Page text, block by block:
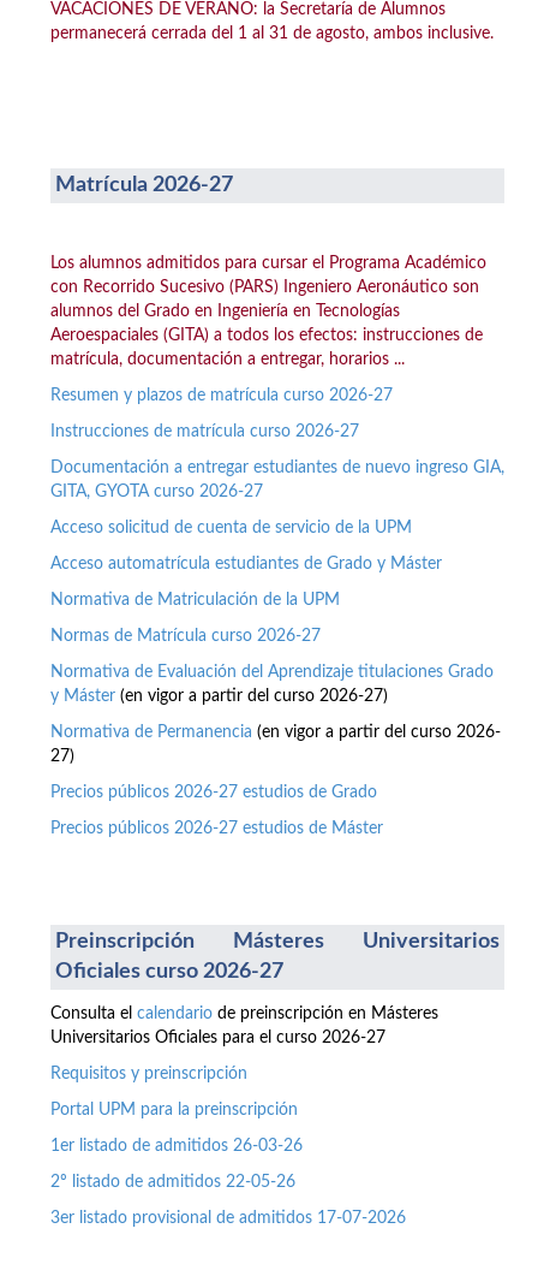
VACACIONES DE VERANO: la Secretaría de Alumnos
permanecerá cerrada del 1 al 31 de agosto, ambos inclusive.
Matrícula 2026-27
Los alumnos admitidos para cursar el Programa Académico
con Recorrido Sucesivo (PARS) Ingeniero Aeronáutico son
alumnos del Grado en Ingeniería en Tecnologías
Aeroespaciales (GITA) a todos los efectos: instrucciones de
matrícula, documentación a entregar, horarios ...
Resumen y plazos de matrícula curso 2026-27
Instrucciones de matrícula curso 2026-27
Documentación a entregar estudiantes de nuevo ingreso GIA,
GITA, GYOTA curso 2026-27
Acceso solicitud de cuenta de servicio de la UPM
Acceso automatrícula estudiantes de Grado y Máster
Normativa de Matriculación de la UPM
Normas de Matrícula curso 2026-27
Normativa de Evaluación del Aprendizaje titulaciones Grado
y Máster (en vigor a partir del curso 2026-27)
Normativa de Permanencia (en vigor a partir del curso 2026-
27)
Precios públicos 2026-27 estudios de Grado
Precios públicos 2026-27 estudios de Máster
Preinscripción Másteres Universitarios
Oficiales curso 2026-27
Consulta el calendario de preinscripción en Másteres
Universitarios Oficiales para el curso 2026-27
Requisitos y preinscripción
Portal UPM para la preinscripción
1er listado de admitidos 26-03-26
2º listado de admitidos 22-05-26
3er listado provisional de admitidos 17-07-2026